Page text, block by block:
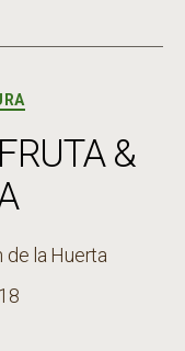
&
de la Huerta